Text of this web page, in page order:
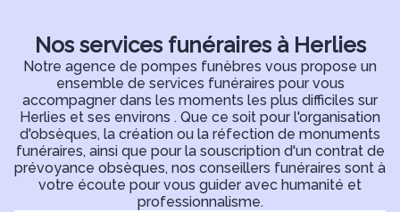
Nos services funéraires à Herlies
Notre agence de pompes funèbres vous propose un
ensemble de services funéraires pour vous
accompagner dans les moments les plus difficiles sur
Herlies et ses environs . Que ce soit pour l'organisation
d'obsèques, la création ou la réfection de monuments
funéraires, ainsi que pour la souscription d'un contrat de
prévoyance obsèques, nos conseillers funéraires sont à
votre écoute pour vous guider avec humanité et
professionnalisme.